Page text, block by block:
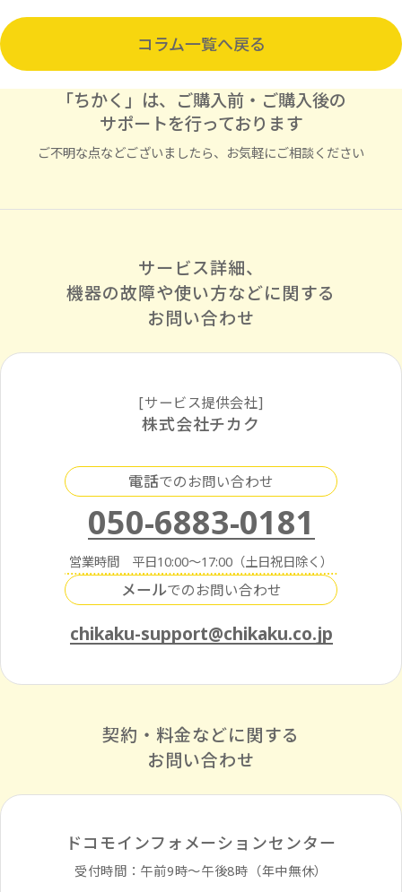
コラム一覧へ戻る
「ちかく」は、ご購入前・ご購入後の
サポートを行っております
ご不明な点などございましたら、お気軽にご相談ください
サービス詳細、
機器の故障や使い方などに関する
お問い合わせ
[サービス提供会社]
株式会社チカク
電話でのお問い合わせ
050-6883-0181
営業時間 平日10:00～17:00（土日祝日除く）
メールでのお問い合わせ
chikaku-support@chikaku.co.jp
契約・料金などに関する
お問い合わせ
ドコモインフォメーションセンター
受付時間：午前9時〜午後8時（年中無休）